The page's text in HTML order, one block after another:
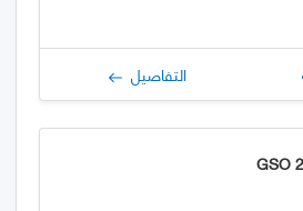
التفاصيل
GSO